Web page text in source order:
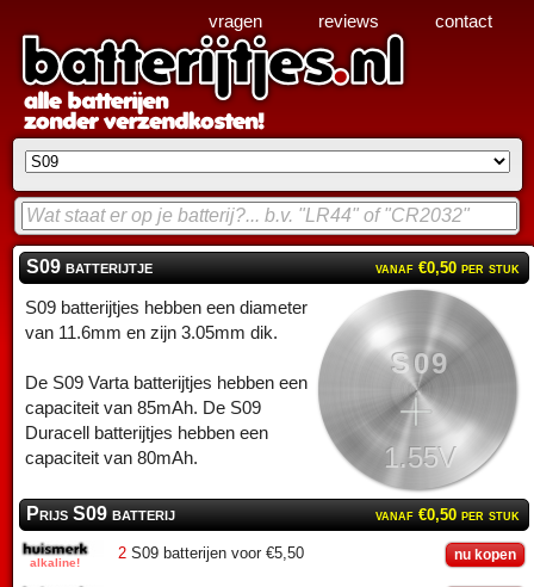
S09 batterijtje vanaf €0,50 per stuk
S09
1.55V
S09 batterijtjes hebben een diameter
van 11.6mm en zijn 3.05mm dik.
De S09 Varta batterijtjes hebben een
capaciteit van 85mAh. De S09
Duracell batterijtjes hebben een
capaciteit van 80mAh.
Prijs S09 batterij vanaf €0,50 per stuk
2 S09 batterijen voor €5,50 nu kopen
vragen reviews contact